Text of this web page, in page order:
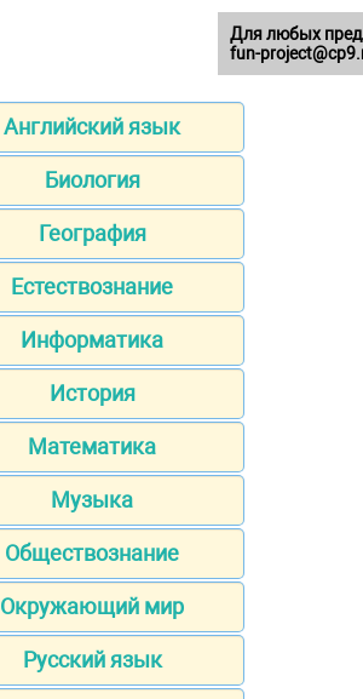
Английский язык
Биология
География
Естествознание
Информатика
История
Математика
Музыка
Обществознание
Окружающий мир
Русский язык
Для любых
fun-